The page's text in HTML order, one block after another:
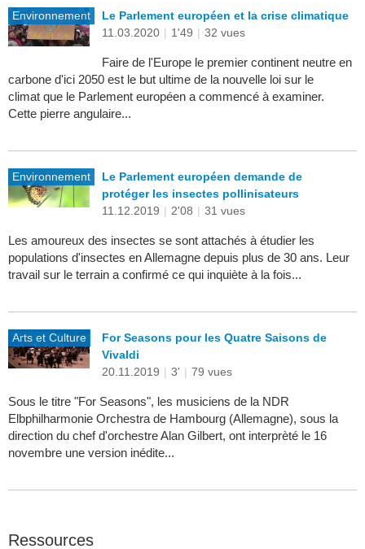
Environnement
Le Parlement européen et la crise climatique
11.03.2020 | 1'49 | 32 vues
Faire de l'Europe le premier continent neutre en
carbone d'ici 2050 est le but ultime de la nouvelle loi sur le
climat que le Parlement européen a commencé à examiner.
Cette pierre angulaire...
Environnement
Le Parlement européen demande de
protéger les insectes pollinisateurs
11.12.2019 | 2'08 | 31 vues
Les amoureux des insectes se sont attachés à étudier les
populations d'insectes en Allemagne depuis plus de 30 ans. Leur
travail sur le terrain a confirmé ce qui inquiète à la fois...
Arts et Culture
For Seasons pour les Quatre Saisons de
Vivaldi
20.11.2019 | 3' | 79 vues
Sous le titre "For Seasons", les musiciens de la NDR
Elbphilharmonie Orchestra de Hambourg (Allemagne), sous la
direction du chef d'orchestre Alan Gilbert, ont interprèté le 16
novembre une version inédite...
Ressources